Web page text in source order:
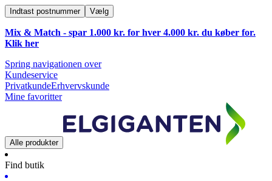
Indtast postnummer Vælg
Mix & Match - spar 1.000 kr. for hver 4.000 kr. du køber for.
Klik her
Spring navigationen over
Kundeservice
PrivatkundeErhvervskunde
Mine favoritter
Alle produkter
Find butik